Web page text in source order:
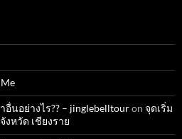
นอย่างไร?? – jinglebelltouron จุดเริ่ม
หวัด เชียงราย